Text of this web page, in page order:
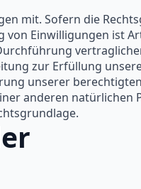
mit. Sofern die
Einwilligungen ist
zur Erfüllung
unserer
anderen natürlichen